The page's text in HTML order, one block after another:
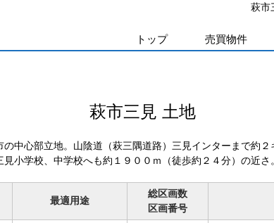
萩市
トップ 売買物件
萩市三見 土地
中心部立地。山陰道（萩三隅道路）三見インターまで約
小学校、中学校へも約１９００ｍ（徒歩約２４分）の近さ。
最適用途
総区画数
区画番号